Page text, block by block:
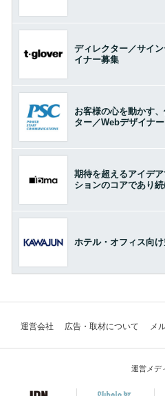
ディレクター／サイ
イナー募集
お客様の心を動かす
ター／Webデザイナー
期待を超えるアイデ
ションのコアであり続
ホテル・オフィス向
運営会社 広告・取材について メ
運営メデ